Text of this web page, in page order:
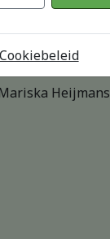
Heijmans
Cookiebeleid